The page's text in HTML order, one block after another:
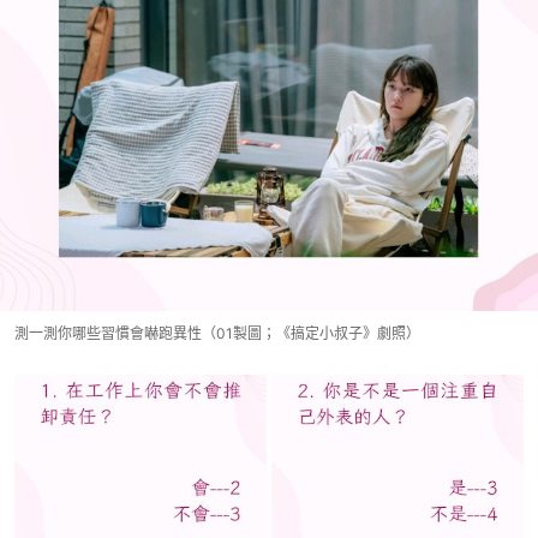
測一測你哪些習慣會嚇跑異性（01製圖；《搞定小叔子》劇照）